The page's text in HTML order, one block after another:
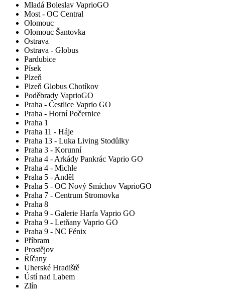
Mladá Boleslav VaprioGO
Most - OC Central
Olomouc
Olomouc Šantovka
Ostrava
Ostrava - Globus
Pardubice
Písek
Plzeň
Plzeň Globus Chotíkov
Poděbrady VaprioGO
Praha - Čestlice Vaprio GO
Praha - Horní Počernice
Praha 1
Praha 11 - Háje
Praha 13 - Luka Living Stodůlky
Praha 3 - Korunní
Praha 4 - Arkády Pankrác Vaprio GO
Praha 4 - Michle
Praha 5 - Anděl
Praha 5 - OC Nový Smíchov VaprioGO
Praha 7 - Centrum Stromovka
Praha 8
Praha 9 - Galerie Harfa Vaprio GO
Praha 9 - Letňany Vaprio GO
Praha 9 - NC Fénix
Příbram
Prostějov
Říčany
Uherské Hradiště
Ústí nad Labem
Zlín